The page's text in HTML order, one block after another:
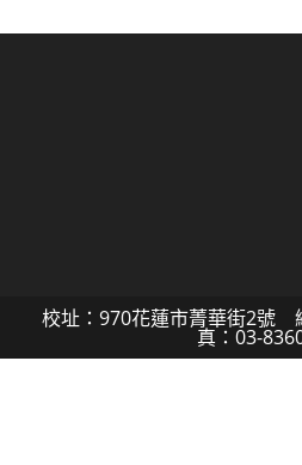
校址：970花蓮市菁華街2號
真：03-